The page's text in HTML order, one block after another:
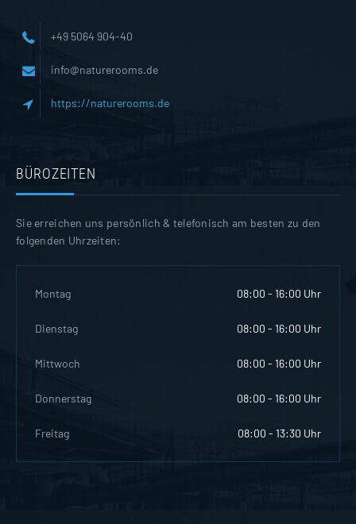
+49 5064 904-40
info@naturerooms.de
https://naturerooms.de
BÜROZEITEN
Sie erreichen uns persönlich & telefonisch am besten zu den
folgenden Uhrzeiten:
Montag 08:00 - 16:00 Uhr
Dienstag 08:00 - 16:00 Uhr
Mittwoch 08:00 - 16:00 Uhr
Donnerstag 08:00 - 16:00 Uhr
Freitag 08:00 - 13:30 Uhr